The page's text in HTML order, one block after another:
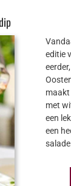
editie
maakt
met
een
een